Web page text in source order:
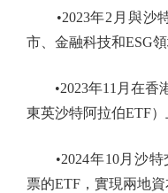
•2023年2月與沙
市、金融科技和ESG
•2023年11月在香
東英沙特阿拉伯ETF
•2024年10月沙特
票的ETF，實現兩地